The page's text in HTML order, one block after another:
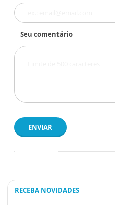
Seu comentário
ENVIAR
RECEBA NOVIDADES